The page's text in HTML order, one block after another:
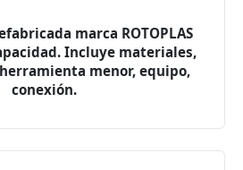
marca ROTOPLAS
Incluye materiales,
menor, equipo,
conexión.